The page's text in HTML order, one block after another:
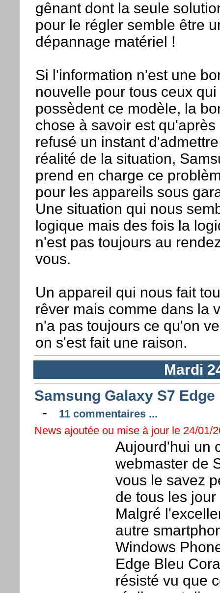
gênant dont la seule
pour le régler semble être
dépannage matériel !
Si l'information n'est une
nouvelle pour tous ceux qui
possèdent ce modèle, la
chose à savoir est qu'après
refusé un instant
réalité de la situation,
prend en charge ce
pour les appareils sous
Une situation qui nous
logique mais des fois la
n'est pas toujours au
vous.
Un appareil qui nous fait
rêver mais comme dans la
n'a pas toujours ce qu'on
on s'est fait une raison.
Mardi
Samsung Galaxy S7
-
11 commentaires ...
News ajoutée ou mise à jour le 24/01/
Aujourd'hui un
webmaster de
vous le savez
de tous les
Malgré
autre
Windows
Edge Bleu
résisté vu que